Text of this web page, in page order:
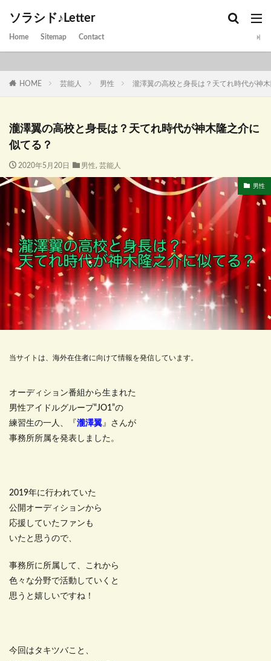
ソラシド♪Letter
Home Sitemap Contact
HOME 芸能人 男性 瀧澤翼の高校と身長は？天てれ時代が神
瀧澤翼の高校と身長は？天てれ時代が神木隆之介に
似てる？
2020年5月20日 男性, 芸能人
男性
当サイトは、海外在住者に向けて情報を発信しています。
オーディション番組から生まれた
男性アイドルグループ“JO1”の
練習生の一人、『 瀧澤翼』さんが
事務所所属を発表しました。
2019年に行われていた
公開オーディションから
応援していたファンも
いたと思うので、
事務所に所属して、これから
色々な分野で活動していくと
思うと嬉しいですね！
今回はタキツバこと、